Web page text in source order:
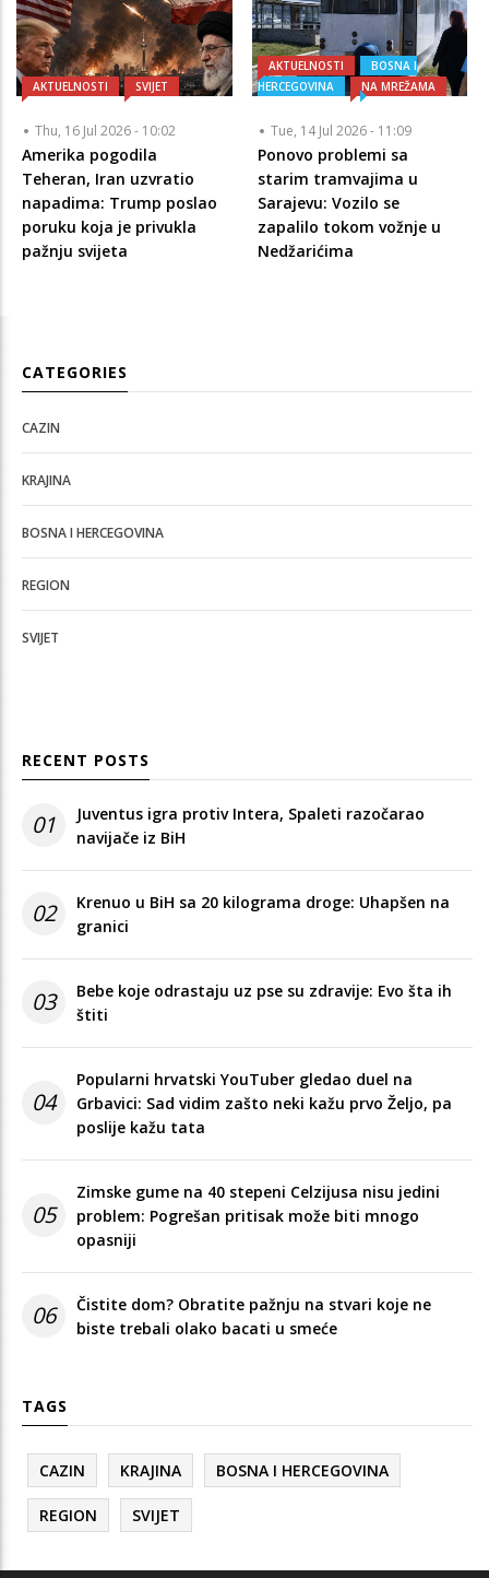
AKTUELNOSTI SVIJET
Thu, 16 Jul 2026 - 10:02
Amerika pogodila
Teheran, Iran uzvratio
napadima: Trump poslao
poruku koja je privukla
pažnju svijeta
AKTUELNOSTI
BOSNA I
HERCEGOVINA
NA MREŽAMA
Tue, 14 Jul 2026 - 11:09
Ponovo problemi sa
starim tramvajima u
Sarajevu: Vozilo se
zapalilo tokom vožnje u
Nedžarićima
CATEGORIES
CAZIN
KRAJINA
BOSNA I HERCEGOVINA
REGION
SVIJET
RECENT POSTS
01
Juventus igra protiv Intera, Spaleti razočarao
navijače iz BiH
02
Krenuo u BiH sa 20 kilograma droge: Uhapšen na
granici
03
Bebe koje odrastaju uz pse su zdravije: Evo šta ih
štiti
04
Popularni hrvatski YouTuber gledao duel na
Grbavici: Sad vidim zašto neki kažu prvo Željo, pa
poslije kažu tata
05
Zimske gume na 40 stepeni Celzijusa nisu jedini
problem: Pogrešan pritisak može biti mnogo
opasniji
06
Čistite dom? Obratite pažnju na stvari koje ne
biste trebali olako bacati u smeće
TAGS
CAZIN KRAJINA BOSNA I HERCEGOVINA
REGION SVIJET